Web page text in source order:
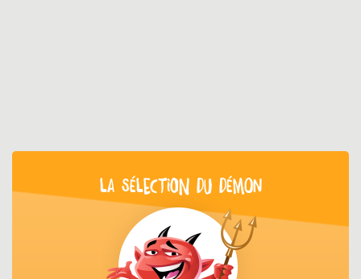
LA SÉLECTION DU DÉMON